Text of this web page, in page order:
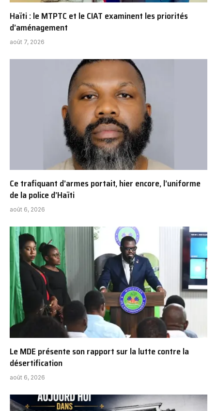
Haïti : le MTPTC et le CIAT examinent les priorités
d’aménagement
août 7, 2026
Ce trafiquant d’armes portait, hier encore, l’uniforme
de la police d’Haïti
août 6, 2026
Le MDE présente son rapport sur la lutte contre la
désertification
août 6, 2026